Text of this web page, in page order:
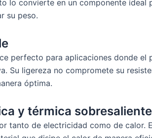
lo convierte en un componente
su peso.
perfecto para aplicaciones donde el
Su ligereza no compromete su
óptima.
y térmica sobresaliente
tanto de electricidad como de calor.